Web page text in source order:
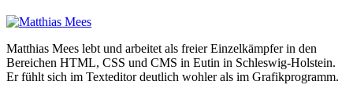
Matthias Mees lebt und arbeitet als freier Einzelkämpfer in den
Bereichen HTML, CSS und CMS in Eutin in Schleswig-Holstein.
Er fühlt sich im Texteditor deutlich wohler als im Grafikprogramm.